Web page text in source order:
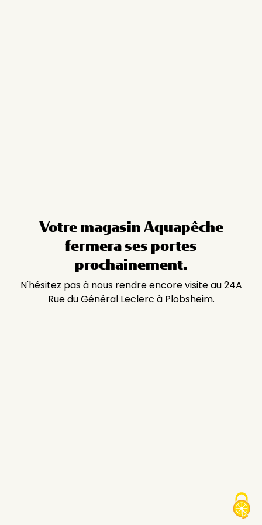
Votre magasin Aquapêche
fermera ses portes
prochainement.
N'hésitez pas à nous rendre encore visite au 24A
Rue du Général Leclerc à Plobsheim.